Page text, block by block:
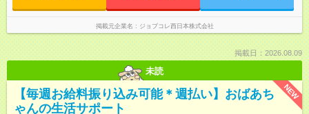
掲載元企業名 ジョブコレ西日本株式会社
掲載日：2026.08.09
未読
NEW
【毎週お給料振り込み可能＊週払い】おばあち
ゃんの生活サポート